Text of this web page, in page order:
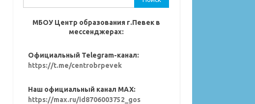
МБОУ Центр образования г.Певек в
мессенджерах:
Официальный Telegram-канал:
https://t.me/centrobrpevek
Наш официальный канал MAX:
https://max.ru/id8706003752_gos